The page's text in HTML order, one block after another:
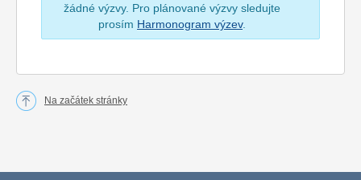
žádné výzvy. Pro plánované výzvy sledujte
prosím Harmonogram výzev.
Na začátek stránky